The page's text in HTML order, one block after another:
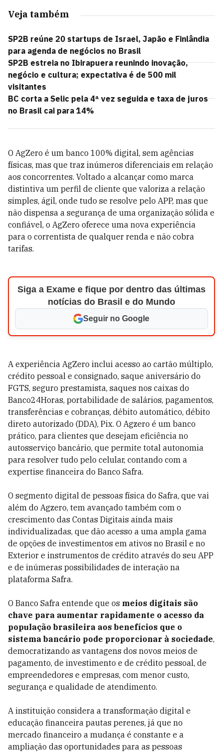
Veja também
SP2B reúne 20 startups de Israel, Japão e Finlândia
para agenda de negócios no Brasil
SP2B estreia no Ibirapuera reunindo inovação,
negócio e cultura; expectativa é de 500 mil
visitantes
BC corta a Selic pela 4ª vez seguida e taxa de juros
no Brasil cai para 14%
O AgZero é um banco 100% digital, sem agências
físicas, mas que traz inúmeros diferenciais em relação
aos concorrentes. Voltado a alcançar como marca
distintiva um perfil de cliente que valoriza a relação
simples, ágil, onde tudo se resolve pelo APP, mas que
não dispensa a segurança de uma organização sólida e
confiável, o AgZero oferece uma nova experiência
para o correntista de qualquer renda e não cobra
tarifas.
Siga a Exame e fique por dentro das últimas
notícias do Brasil e do Mundo
Seguir no Google
A experiência AgZero inclui acesso ao cartão múltiplo,
crédito pessoal e consignado, saque aniversário do
FGTS, seguro prestamista, saques nos caixas do
Banco24Horas, portabilidade de salários, pagamentos,
transferências e cobranças, débito automático, débito
direto autorizado (DDA), Pix. O Agzero é um banco
prático, para clientes que desejam eficiência no
autosserviço bancário, que permite total autonomia
para resolver tudo pelo celular, contando com a
expertise financeira do Banco Safra.
O segmento digital de pessoas física do Safra, que vai
além do Agzero, tem avançado também com o
crescimento das Contas Digitais ainda mais
individualizadas, que dão acesso a uma ampla gama
de opções de investimentos em ativos no Brasil e no
Exterior e instrumentos de crédito através do seu APP
e de inúmeras possibilidades de interação na
plataforma Safra.
O Banco Safra entende que os meios digitais são
chave para aumentar rapidamente o acesso da
população brasileira aos benefícios que o
sistema bancário pode proporcionar à sociedade,
democratizando as vantagens dos novos meios de
pagamento, de investimento e de crédito pessoal, de
empreendedores e empresas, com menor custo,
segurança e qualidade de atendimento.
A instituição considera a transformação digital e
educação financeira pautas perenes, já que no
mercado financeiro a mudança é constante e a
ampliação das oportunidades para as pessoas